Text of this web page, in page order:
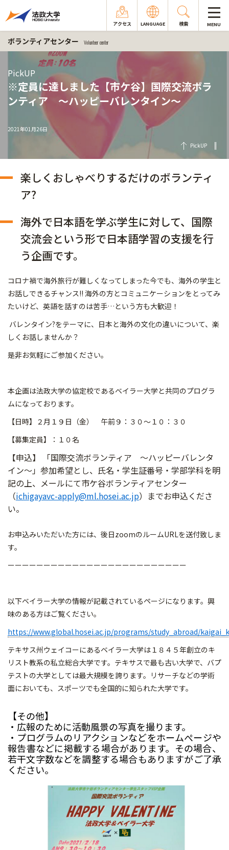
アクセス LANGUAGE 検索 MENU
ボランティアセンター Volunteer center
PickUP
※定員に達しました【市ケ谷】国際交流ボラ
ンティア ～ハッピーバレンタイン～
2021年01月26日
PickUP
楽しくおしゃべりするだけのボランティ
ア?
海外で日本語を学ぶ学生に対して、国際
交流会という形で日本語学習の支援を行
う企画です。
コロナ禍で海外旅行が難しくなってしまった今でも、海外の学生と
お話しできるチャンス!! 海外の方とコミュニケーションをとってみ
たいけど、英語を話すのは苦手…という方も大歓迎！
バレンタイン?をテーマに、日本と海外の文化の違いについて、楽
しくお話しませんか？
是非お気軽にご参加ください。
本企画は法政大学の協定校であるベイラー大学と共同のプログラ
ムになっております。
【日時】２月１９日（金） 午前９：３０～１０：３０
【募集定員】：１０名
【申込】 「国際交流ボランティア ～ハッピーバレンタ
イン～」参加希望とし、氏名・学生証番号・学部学科を明
記の上、メールにて市ケ谷ボランティアセンター
（ichigayavc-apply@ml.hosei.ac.jp）までお申込くださ
い。
お申込みいただいた方には、後日zoomのルームURLを送付致しま
す。
ーーーーーーーーーーーーーーーーーーーーーーーーー
以下ベイラー大学の情報が記載されているページになります。興
味のある方はご覧ください。
https://www.global.hosei.ac.jp/programs/study_abroad/
テキサス州ウェイコーにあるベイラー大学は１８４５年創立のキ
リスト教系の私立総合大学です。テキサスで最も古い大学で、バプ
テストの大学としては最大規模を誇ります。リサーチなどの学術
面においても、スポーツでも全国的に知られた大学です。
【その他】
・広報のために活動風景の写真を撮ります。
・プログラムのリアクションなどをホームぺージや
報告書などに掲載する場合があります。その場合、
若干文字数などを調整する場合もありますがご了承
ください。